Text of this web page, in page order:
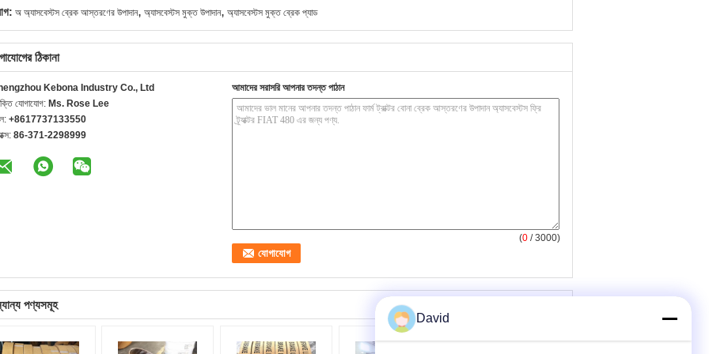
অ অ্যাসবেস্টস ব্রেক আস্তরণের উপাদান, অ্যাসবেস্টস মুক্ত উপাদান, অ্যাসবেস্টস মুক্ত ব্রেক প্যাড
ঠিকানা
Kebona Industry Co., Ltd
যোগাযোগ: Ms. Rose Lee
+8617737133550
86-371-2298999
আমাদের সরাসরি আপনার তদন্ত পাঠান
(0 / 3000)
পণ্যসমূহ
David